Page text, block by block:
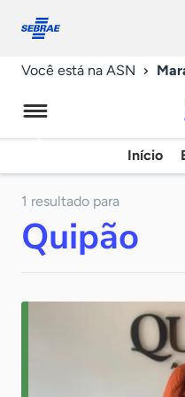
conosco
Você está na ASN
Início
1 resultado para
Quipão